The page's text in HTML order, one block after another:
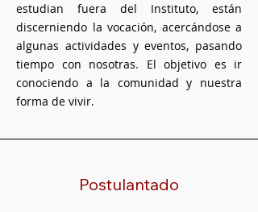
estudian fuera del Instituto, están
discerniendo la vocación, acercándose a
algunas actividades y eventos, pasando
tiempo con nosotras. El objetivo es ir
conociendo a la comunidad y nuestra
forma de vivir.
Postulantado